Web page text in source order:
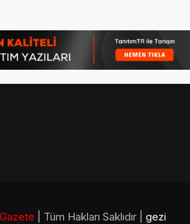
| Tüm Hakları Saklıdır | gezi